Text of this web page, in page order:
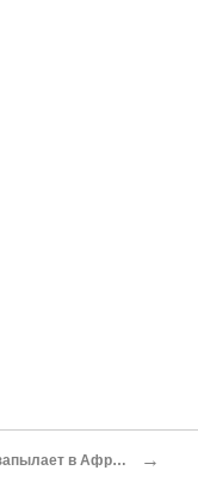
"Факел" запылает в Африке →